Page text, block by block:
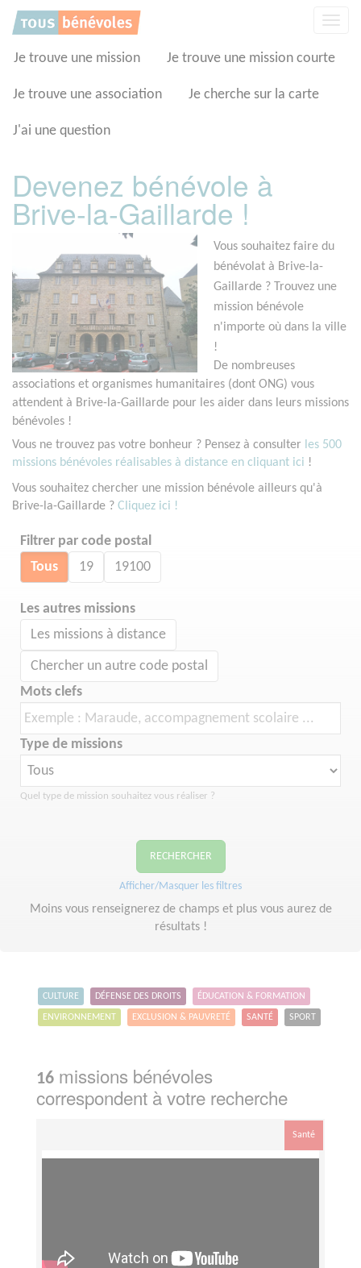
Je trouve une mission Je trouve une mission courte
Je trouve une association Je cherche sur la carte
J'ai une question
Devenez bénévole à
Brive-la-Gaillarde !
Vous souhaitez faire du
bénévolat à Brive-la-
Gaillarde ? Trouvez une
mission bénévole
n'importe où dans la ville
!
De nombreuses
associations et organismes humanitaires (dont ONG) vous
attendent à Brive-la-Gaillarde pour les aider dans leurs missions
bénévoles !
Vous ne trouvez pas votre bonheur ? Pensez à consulter les 500
missions bénévoles réalisables à distance en cliquant ici !
Vous souhaitez chercher une mission bénévole ailleurs qu'à
Brive-la-Gaillarde ? Cliquez ici !
Filtrer par code postal
Tous 19 19100
Les autres missions
Les missions à distance
Chercher un autre code postal
Mots clefs
Type de missions
Quel type de mission souhaitez vous réaliser ?
RECHERCHER
Afficher/Masquer les filtres
Moins vous renseignerez de champs et plus vous aurez de
résultats !
CULTURE DÉFENSE DES DROITS ÉDUCATION & FORMATION
ENVIRONNEMENT EXCLUSION & PAUVRETÉ SANTÉ SPORT
16 missions bénévoles
correspondent à votre recherche
Santé
Panneau de gestion des cookies